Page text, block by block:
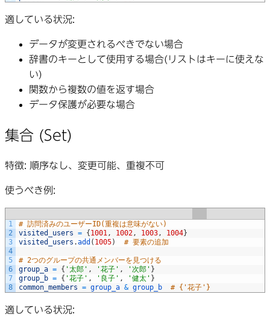
適している状況:
データが変更されるべきでない場合
辞書のキーとして使用する場合(リストはキーに使えな
い)
関数から複数の値を返す場合
データ保護が必要な場合
集合 (Set)
特徴: 順序なし、変更可能、重複不可
使うべき例 :
1
2
3
4
5
6
7
8
# 訪問済みのユーザーID(重複は意味がない)
visited_users = { 1001, 1002, 1003, 1004}
visited_users .add ( 1005) # 要素の追加
# 2つのグループの共通メンバーを見つける
group_a = { '太郎' , '花子' , '次郎' }
group_b = { '花子' , '良子' , '健太' }
common_members = group_a & group_b # {'花子'}
適している状況: